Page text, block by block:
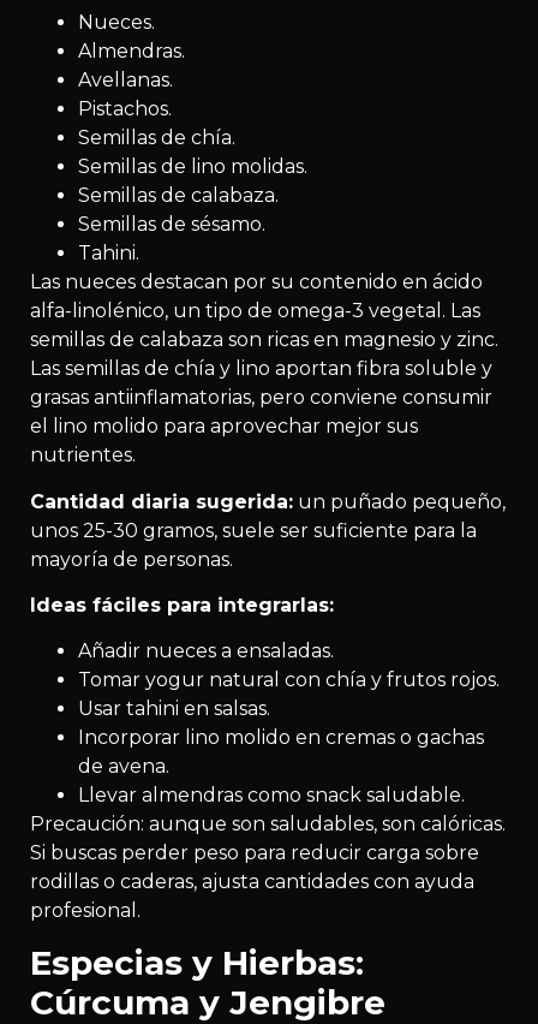
Nueces.
Almendras.
Avellanas.
Pistachos.
Semillas de chía.
Semillas de lino molidas.
Semillas de calabaza.
Semillas de sésamo.
Tahini.
Las nueces destacan por su contenido en ácido
alfa-linolénico, un tipo de omega-3 vegetal. Las
semillas de calabaza son ricas en magnesio y zinc.
Las semillas de chía y lino aportan fibra soluble y
grasas antiinflamatorias, pero conviene consumir
el lino molido para aprovechar mejor sus
nutrientes.
Cantidad diaria sugerida: un puñado pequeño,
unos 25-30 gramos, suele ser suficiente para la
mayoría de personas.
Ideas fáciles para integrarlas:
Añadir nueces a ensaladas.
Tomar yogur natural con chía y frutos rojos.
Usar tahini en salsas.
Incorporar lino molido en cremas o gachas
de avena.
Llevar almendras como snack saludable.
Precaución: aunque son saludables, son calóricas.
Si buscas perder peso para reducir carga sobre
rodillas o caderas, ajusta cantidades con ayuda
profesional.
Especias y Hierbas:
Cúrcuma y Jengibre